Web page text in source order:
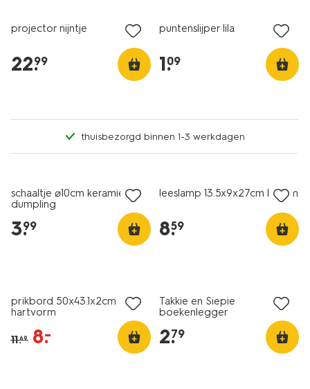
projector nijntje
22.
99
puntenslijper lila
1.
09
thuisbezorgd binnen 1-3 werkdagen
schaaltje ⌀10cm keramiek
dumpling
3.
99
leeslamp 13.5x9x27cm bloem
8.
59
prikbord 50x43.1x2cm
hartvorm
11.69 8.
–
Takkie en Siepie
boekenlegger
2.
79